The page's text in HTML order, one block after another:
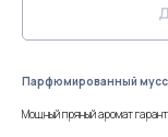
Парфюмированный мусс
Мощный пряный аромат